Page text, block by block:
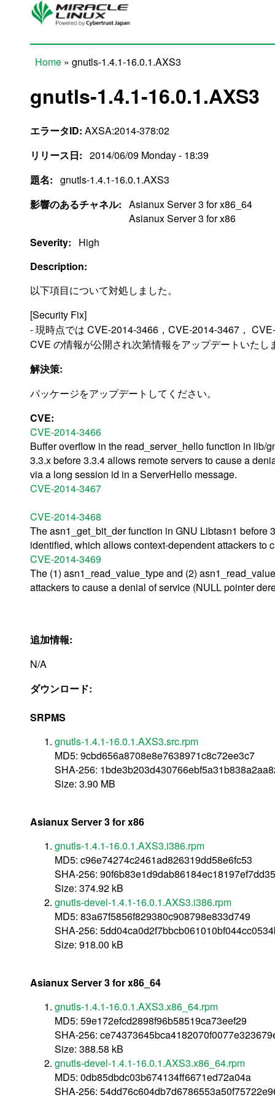
Skip to main content
Home » gnutls-1.4.1-16.0.1.AXS3
gnutls-1.4.1-16.0.1.AXS3
エラータID: AXSA:2014-378:02
リリース日: 2014/06/09 Monday - 18:39
題名: gnutls-1.4.1-16.0.1.AXS3
影響のあるチャネル: Asianux Server 3 for x86_64
Asianux Server 3 for x86
Severity:
High
Description:
以下項目について対処しました。
[Security Fix]
- 現時点では CVE-2014-3466，CVE-2014-3467，
CVE の情報が公開され次第情報をアップデートいたし
解決策:
パッケージをアップデートしてください。
CVE:
CVE-2014-3466
Buffer overflow in the read_server_hello function in lib/
3.3.x before 3.3.4 allows remote servers to cause a
via a long session id in a ServerHello message.
CVE-2014-3467
CVE-2014-3468
The asn1_get_bit_der function in GNU Libtasn1 before
identified, which allows context-dependent attackers to
CVE-2014-3469
The (1) asn1_read_value_type and (2)
attackers to cause a denial of service (NULL pointer
追加情報:
N/A
ダウンロード:
SRPMS
gnutls-1.4.1-16.0.1.AXS3.src.rpm
MD5: 9cbd656a8708e8e7638971c8c72ee3c7
SHA-256:
Size: 3.90 MB
Asianux Server 3 for x86
gnutls-1.4.1-16.0.1.AXS3.i386.rpm
MD5: c96e74274c2461ad826319dd58e6fc53
SHA-256:
Size: 374.92 kB
gnutls-devel-1.4.1-16.0.1.AXS3.i386.rpm
MD5: 83a67f5856f829380c908798e833d749
SHA-256:
Size: 918.00 kB
Asianux Server 3 for x86_64
gnutls-1.4.1-16.0.1.AXS3.x86_64.rpm
MD5: 59e172efcd2898f96b58519ca73eef29
SHA-256:
Size: 388.58 kB
gnutls-devel-1.4.1-16.0.1.AXS3.x86_64.rpm
MD5: 0db85dbdc03b674134ff6671ed72a04a
SHA-256: